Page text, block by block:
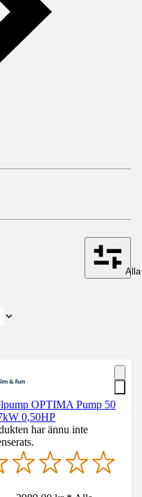
OPTIMA Pump 50
0,50HP
har ännu inte